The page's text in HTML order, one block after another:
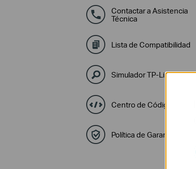
Contactar a Asistencia
Técnica
Lista de Compatibilidad
Simulador TP-Link
Centro de Códigos GPL
Política de Garantía y RMA